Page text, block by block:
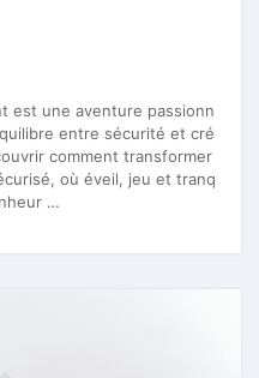
est une aventure passionn
entre sécurité et cré
comment transformer
où éveil, jeu et tranq
…